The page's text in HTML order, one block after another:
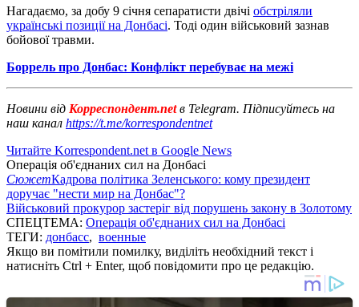
Нагадаємо, за добу 9 січня сепаратисти двічі обстріляли
українські позиції на Донбасі. Тоді один військовий зазнав
бойової травми.
Боррель про Донбас: Конфлікт перебуває на межі
Новини від Корреспондент.netв Telegram. Підписуйтесь на
наш канал https://t.me/korrespondentnet
Читайте Korrespondent.net в Google News
Операція об'єднаних сил на Донбасі
СюжетКадрова політика Зеленського: кому президент
доручає "нести мир на Донбас"?
Військовий прокурор застеріг від порушень закону в Золотому
СПЕЦТЕМА: Операція об'єднаних сил на Донбасі
ТЕГИ: донбасс, военные
Якщо ви помітили помилку, виділіть необхідний текст і
натисніть Ctrl + Enter, щоб повідомити про це редакцію.